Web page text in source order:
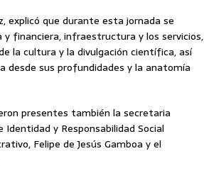
explicó que durante esta jornada se
financiera, infraestructura y los servicios,
la cultura y la divulgación científica, así
desde sus profundidades y la anatomía
presentes también la secretaria
y Responsabilidad Social
Felipe de Jesús Gamboa y el